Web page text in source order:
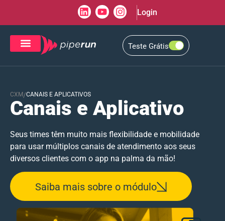
Login
Teste Grátis
CXM/CANAIS E APLICATIVOS
Canais e Aplicativo
Seus times têm muito mais flexibilidade e mobilidade
para usar múltiplos canais de atendimento aos seus
diversos clientes com o app na palma da mão!
Saiba mais sobre o módulo